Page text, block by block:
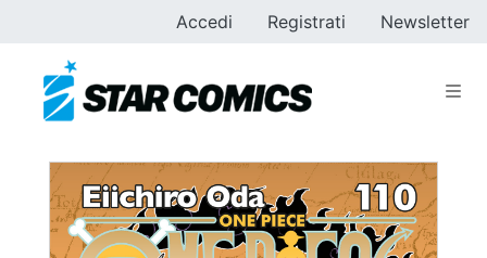
Accedi Registrati Newsletter